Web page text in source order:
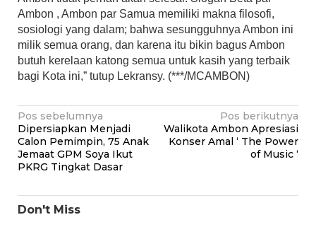
Ambon , Ambon par Samua memiliki makna filosofi,
sosiologi yang dalam; bahwa sesungguhnya Ambon ini
milik semua orang, dan karena itu bikin bagus Ambon
butuh kerelaan katong semua untuk kasih yang terbaik
bagi Kota ini,” tutup Lekransy. (***/MCAMBON)
Navigasi
pos
Pos sebelumnya
Dipersiapkan Menjadi
Calon Pemimpin, 75 Anak
Jemaat GPM Soya Ikut
PKRG Tingkat Dasar
Pos berikutnya
Walikota Ambon Apresiasi
Konser Amal ‘ The Power
of Music ‘
Don't Miss